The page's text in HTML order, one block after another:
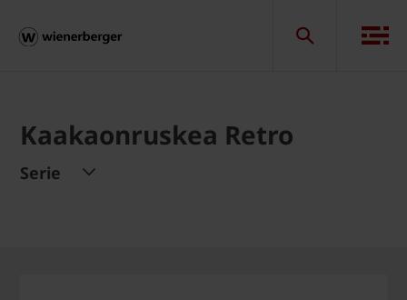
Kaakaonruskea Retro
Serie